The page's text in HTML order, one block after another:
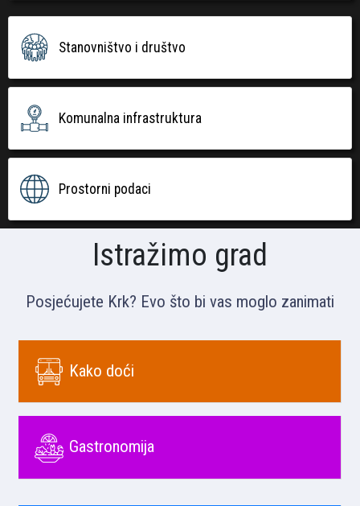
Stanovništvo i društvo
Komunalna infrastruktura
Prostorni podaci
Istražimo grad
Posjećujete Krk? Evo što bi vas moglo zanimati
Kako doći
Gastronomija